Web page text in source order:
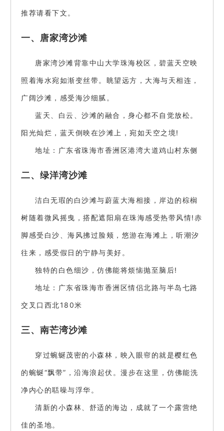
推荐请看下文。
一、唐家湾沙滩
唐家湾沙滩背靠中山大学珠海校区，碧蓝天空映
照着海水宛如渐变丝带。眺望远方，大海与天相连，
广阔沙滩，感受海沙细腻。
蓝天、白云、沙滩的融合，身心都不自觉放松。
阳光灿烂，蓝天倒映在沙滩上，宛如天空之境!
地址：广东省珠海市香洲区港湾大道鸡山村东侧
二、绿洋湾沙滩
洁白无瑕的白沙滩与蔚蓝大海相接，岸边的棕榈
树随着微风摇曳，搭配遮阳扇在珠海感受热带风情!赤
脚感受白沙、海风拂过脸颊，悠游在海滩上，听潮汐
往来，感受假日的宁静与美好。
独特的白色细沙，仿佛能将烦恼抛至脑后!
地址：广东省珠海市香洲区情侣北路与半岛七路
交叉口西北180米
三、南芒湾沙滩
穿过蜿蜒茂密的小森林，映入眼帘的就是樱红色
的蜿蜒“飘带”，沿海浪起伏。漫步在这里，仿佛能洗
净内心的聒噪与浮华。
清新的小森林、舒适的海边，成就了一个露营绝
佳的圣地。